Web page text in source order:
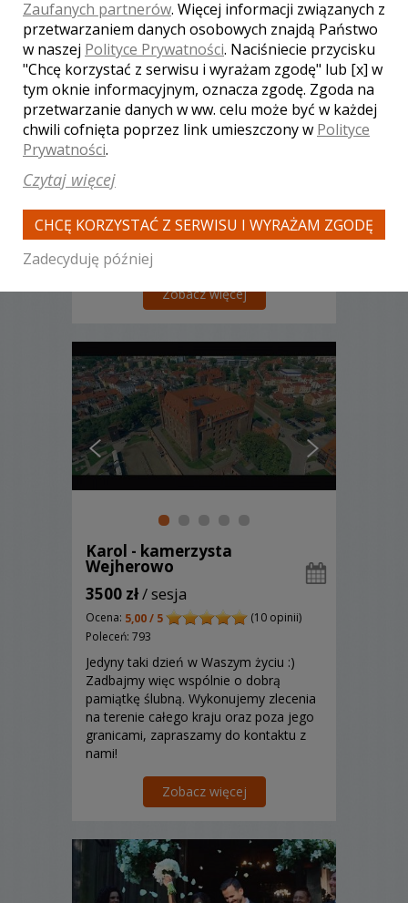
Sylwia - kamerzysta
Warszawa
3700 zł/ sesja
Ocena: 0,00 / 5
(0 opinii)
Poleceń: 20
pamiątki z Państwa ślubu i wesela.
swoim rodzaju, przemyślane, stylowe
nagrania dla par, które pragną mieć
niezwykłą pamiątkę z tego jednego
wyjątkowego dnia. Zapraszamy.
Zobacz więcej
Karol - kamerzysta
Wejherowo
3500 zł/ sesja
Ocena: 5,00 / 5
(10 opinii)
Poleceń: 793
Jedyny taki dzień w Waszym życiu :)
Zadbajmy więc wspólnie o dobrą
pamiątkę ślubną. Wykonujemy zlecenia
na terenie całego kraju oraz poza jego
granicami, zapraszamy do kontaktu z
nami!
Zobacz więcej
Zaufanych partnerów. Więcej informacji związanych z
przetwarzaniem danych osobowych znajdą Państwo
w naszej Polityce Prywatności. Naciśniecie przycisku
"Chcę korzystać z serwisu i wyrażam zgodę" lub [x] w
tym oknie informacyjnym, oznacza zgodę. Zgoda na
przetwarzanie danych w ww. celu może być w każdej
chwili cofnięta poprzez link umieszczony w Polityce
Prywatności.
Czytaj więcej
CHCĘ KORZYSTAĆ Z SERWISU I WYRAŻAM ZGODĘ
Zadecyduję później